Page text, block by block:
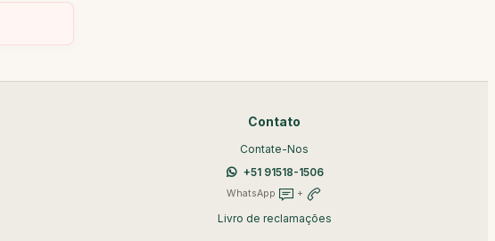
Contato
Contate-Nos
+51 91518-1506
WhatsApp +
Livro de reclamações